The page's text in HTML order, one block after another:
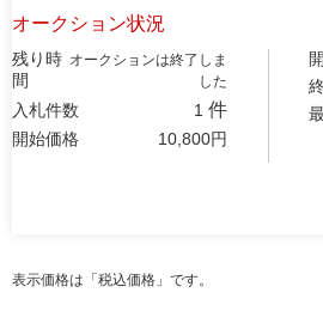
オークション状況
残り時
間
オークションは終了しま
した
入札件数 1 件
開始価格 10,800円
表示価格は「税込価格」です。